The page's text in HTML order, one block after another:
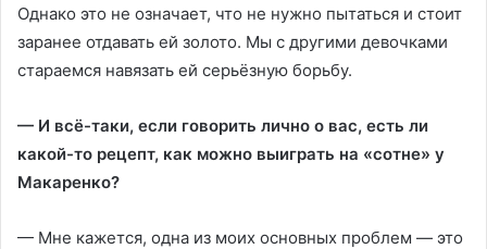
Однако это не означает, что не нужно пытаться и стоит
заранее отдавать ей золото. Мы с другими девочками
стараемся навязать ей серьёзную борьбу.
— И всё-таки, если говорить лично о вас, есть ли
какой-то рецепт, как можно выиграть на «сотне» у
Макаренко?
— Мне кажется, одна из моих основных проблем — это